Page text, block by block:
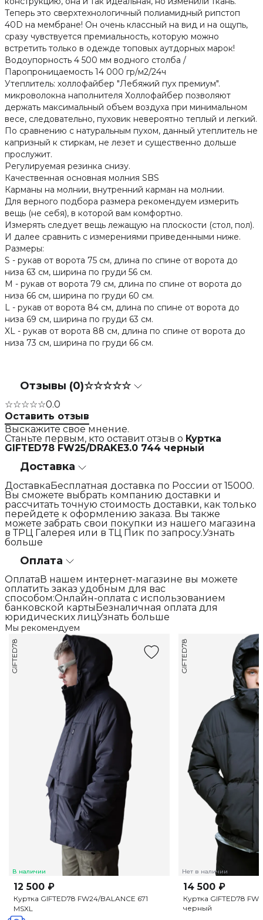
Теперь это сверхтехнологичный полиамидный рипстоп
40D на мембране! Он очень классный на вид и на ощупь,
сразу чувствуется премиальность, которую можно
встретить только в одежде топовых аутдорных марок!
Водоупорность 4 500 мм водного столба /
Паропроницаемость 14 000 гр/м2/24ч
Утеплитель: холлофайбер "Лебяжий пух премиум".
микроволокна наполнителя Холлофайбер позволяют
держать максимальный объем воздуха при минимальном
весе, следовательно, пуховик невероятно теплый и легкий.
По сравнению с натуральным пухом, данный утеплитель не
капризный к стиркам, не лезет и существенно дольше
прослужит.
Регулируемая резинка снизу.
Качественная основная молния SBS
Карманы на молнии, внутренний карман на молнии.
Для верного подбора размера рекомендуем измерить
вещь (не себя), в которой вам комфортно.
Измерять следует вещь лежащую на плоскости (стол, пол).
И далее сравнить с измерениями приведенными ниже.
Размеры:
S - рукав от ворота 75 см, длина по спине от ворота до
низа 63 см, ширина по груди 56 см.
M - рукав от ворота 79 см, длина по спине от ворота до
низа 66 см, ширина по груди 60 см.
L - рукав от ворота 84 см, длина по спине от ворота до
низа 69 см, ширина по груди 63 см.
XL - рукав от ворота 88 см, длина по спине от ворота до
низа 73 см, ширина по груди 66 см.
Отзывы (0)☆☆☆☆☆
☆☆☆☆☆0.0
Оставить отзыв
Выскажите свое мнение.
Станьте первым, кто оставит отзыв о Куртка
GIFTED78 FW25/DRAKE3.0 744 черный
Доставка
ДоставкаБесплатная доставка по России от 15000.
Вы сможете выбрать компанию доставки и
рассчитать точную стоимость доставки, как только
перейдете к оформлению заказа. Вы также
можете забрать свои покупки из нашего магазина
в ТРЦ Галерея или в ТЦ Пик по запросу.Узнать
больше
Оплата
ОплатаВ нашем интернет-магазине вы можете
оплатить заказ удобным для вас
способом:Онлайн-оплата с использованием
банковской картыБезналичная оплата для
юридических лицУзнать больше
Мы рекомендуем
В наличии
GIFTED78
12 500 ₽
Куртка GIFTED78 FW24/BALANCE 671
MSXL
Нет в наличии
GIFTED78
14 500 ₽
Куртка GIFTED78
черный